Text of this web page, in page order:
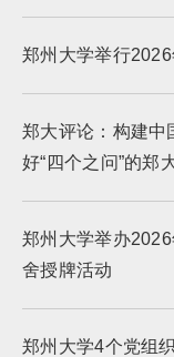
郑州大学举行
郑大评论：构建中
好“四个之问”的郑
郑州大学举办
舍授牌活动
郑州大学4个党组